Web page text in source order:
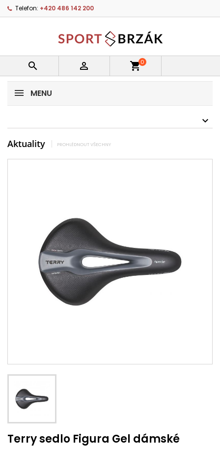
Telefon: +420 486 142 200
  shopping_cart0
MENU
Aktuality PROHLÉDNOUT VŠECHNY
Terry sedlo Figura Gel dámské